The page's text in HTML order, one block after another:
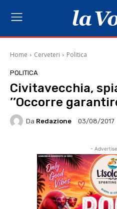
Home Cerveteri Politica
POLITICA
Civitavecchia,
’’Occorre
Da Redazione 03/08/2017
-